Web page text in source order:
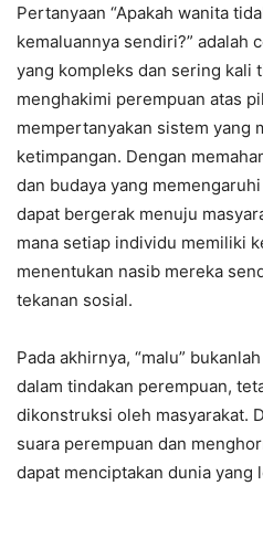
Pertanyaan “Apakah wanita
kemaluannya sendiri?” adalah
yang kompleks dan sering kali
menghakimi perempuan atas
mempertanyakan sistem yang
ketimpangan. Dengan
dan budaya yang
dapat bergerak menuju
mana setiap individu memiliki
menentukan nasib mereka
tekanan sosial.
Pada akhirnya, “malu”
dalam tindakan perempuan,
dikonstruksi oleh masyarakat.
suara perempuan dan
dapat menciptakan dunia yang